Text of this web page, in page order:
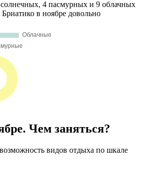
солнечных, 4 пасмурных и 9 облачных
в ноябре довольно
Чем заняться?
видов отдыха по шкале